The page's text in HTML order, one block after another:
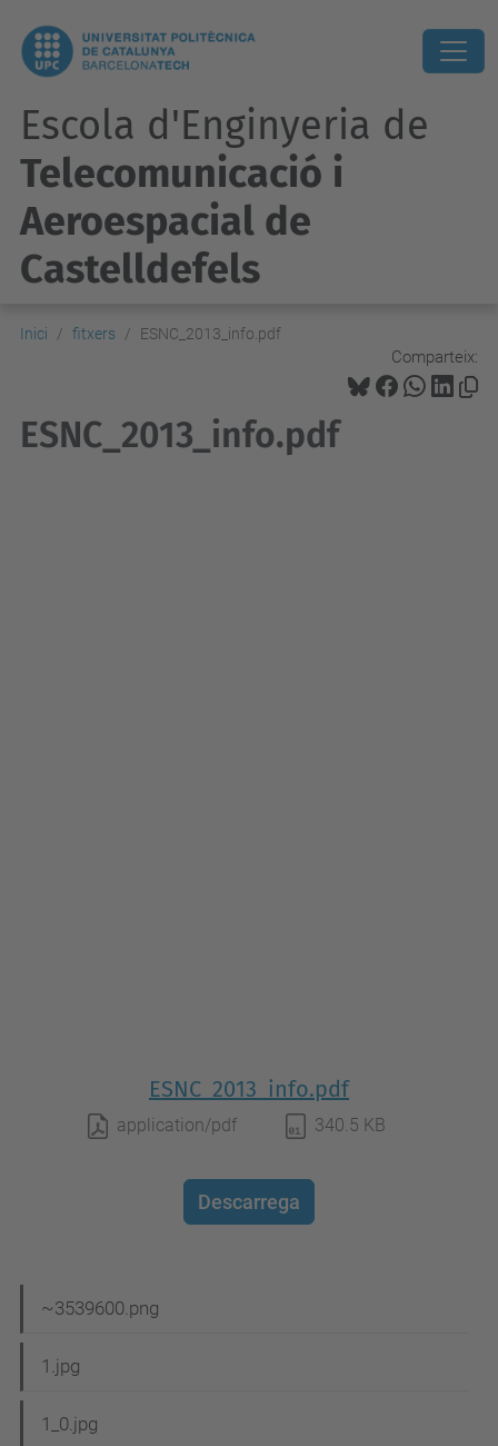
Escola d'Enginyeria de
Telecomunicació i
Aeroespacial de
Castelldefels
Inici fitxers ESNC_2013_info.pdf
Comparteix:
ESNC_2013_info.pdf
ESNC_2013_info.pdf
application/pdf 340.5 KB
Descarrega
a
v
~3539600.png
1.jpg
1_0.jpg